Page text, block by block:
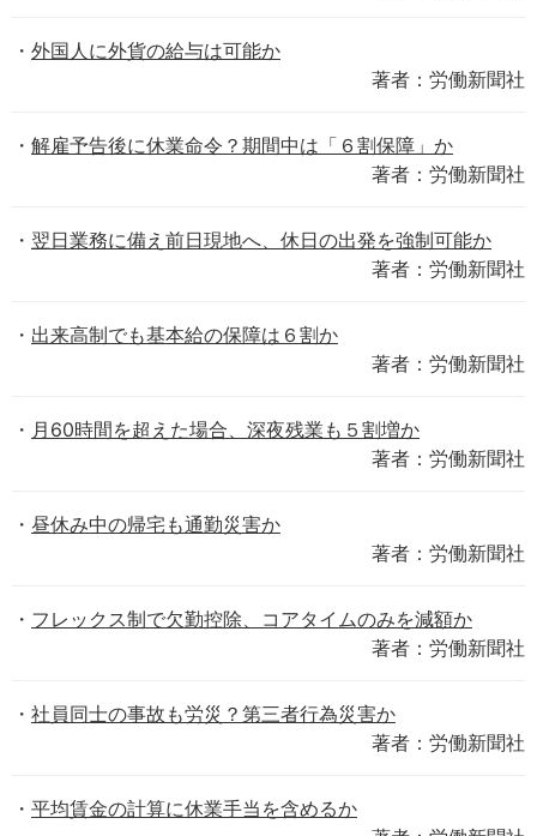
外国人に外貨の給与は可能か
著者：労働新聞社
解雇予告後に休業命令？期間中は「６割保障」か
著者：労働新聞社
翌日業務に備え前日現地へ、休日の出発を強制可能か
著者：労働新聞社
出来高制でも基本給の保障は６割か
著者：労働新聞社
月60時間を超えた場合、深夜残業も５割増か
著者：労働新聞社
昼休み中の帰宅も通勤災害か
著者：労働新聞社
フレックス制で欠勤控除、コアタイムのみを減額か
著者：労働新聞社
社員同士の事故も労災？第三者行為災害か
著者：労働新聞社
平均賃金の計算に休業手当を含めるか